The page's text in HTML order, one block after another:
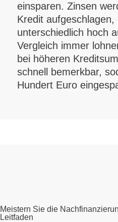
einsparen. Zinsen
Kredit
unterschiedlich hoch
Vergleich immer
bei höheren
schnell bemerkbar,
Hundert Euro
Meistern Sie die
Leitfaden